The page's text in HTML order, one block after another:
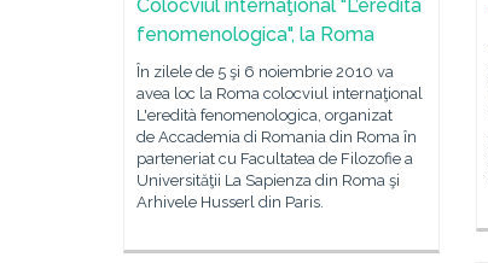
Colocviul internaţional “L’eredità
fenomenologica", la Roma
În zilele de 5 şi 6 noiembrie 2010 va
avea loc la Roma colocviul internaţional
L'eredità fenomenologica, organizat
de Accademia di Romania din Roma în
parteneriat cu Facultatea de Filozofie a
Universităţii La Sapienza din Roma şi
Arhivele Husserl din Paris.